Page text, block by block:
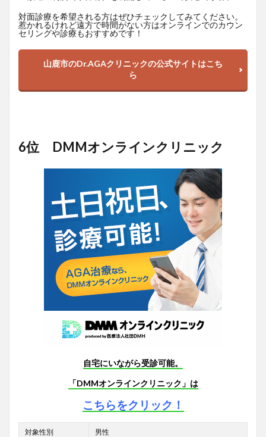
対面診療を希望される方はぜひチェックしてみてください。
惹かれるけれど遠方で時間がない方はオンラインでのカウン
セリングや診療もおすすめです！
山鹿市のDr.AGAクリニックの公式サイトはこち
ら
6位 DMMオンラインクリニック
自宅にいながら受診可能。
「DMMオンラインクリニック」は
こちらをクリック！
対象性別 男性